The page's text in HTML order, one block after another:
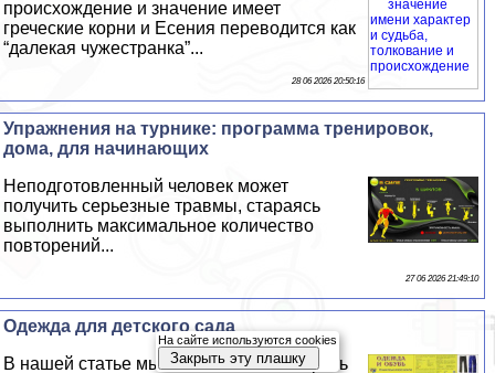
происхождение и значение имеет
греческие корни и Есения переводится как
“далекая чужестранка”...
28 06 2026 20:50:16
Упражнения на турнике: программа тренировок,
дома, для начинающих
Неподготовленный человек может
получить серьезные травмы, стараясь
выполнить максимальное количество
повторений...
27 06 2026 21:49:10
Одежда для детского сада
В нашей статье мы поможем вам собрать
На сайте используются cookies
Закрыть эту плашку